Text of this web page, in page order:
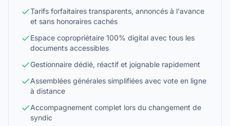
Tarifs forfaitaires transparents, annoncés à l'avance
et sans honoraires cachés
Espace copropriétaire 100% digital avec tous les
documents accessibles
Gestionnaire dédié, réactif et joignable rapidement
Assemblées générales simplifiées avec vote en ligne
à distance
Accompagnement complet lors du changement de
syndic